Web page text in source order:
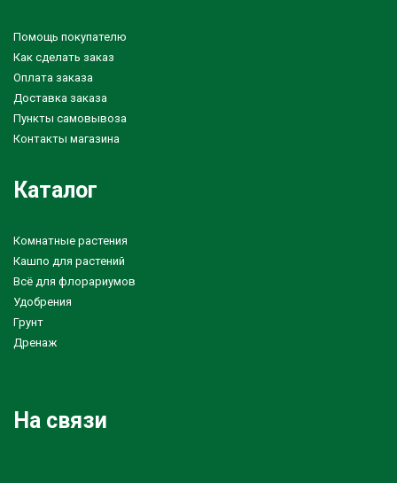
Помощь покупателю
Как сделать заказ
Оплата заказа
Доставка заказа
Пункты самовывоза
Контакты магазина
Каталог
Комнатные растения
Кашпо для растений
Всё для флорариумов
Удобрения
Грунт
Дренаж
На связи